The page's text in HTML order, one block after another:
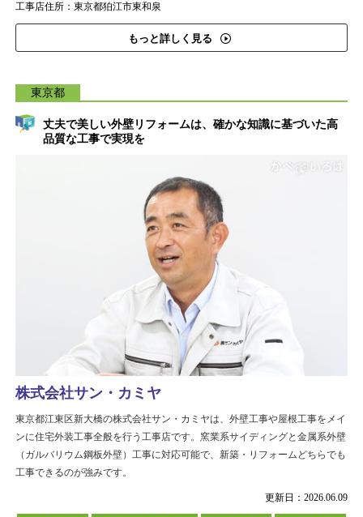
工事店住所：東京都狛江市東和泉
もっと詳しく見る
東京都
丈夫で美しい外壁リフォームは、確かな知識に基づいた高
品質な工事で実現を
更新日：2026.06.09
株式会社サン・カミヤ
東京都江東区新大橋の株式会社サン・カミヤは、外壁工事や屋根工事をメイ
ンに住宅外装工事全般を行う工事店です。窯業系サイディングと金属系外壁
（ガルバリウム鋼板外壁）工事に対応可能で、新築・リフォームどちらでも
工事できるのが強みです。